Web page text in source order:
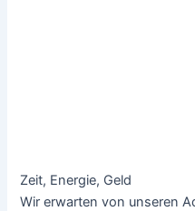
Zeit, Energie, Geld
Wir erwarten von unseren